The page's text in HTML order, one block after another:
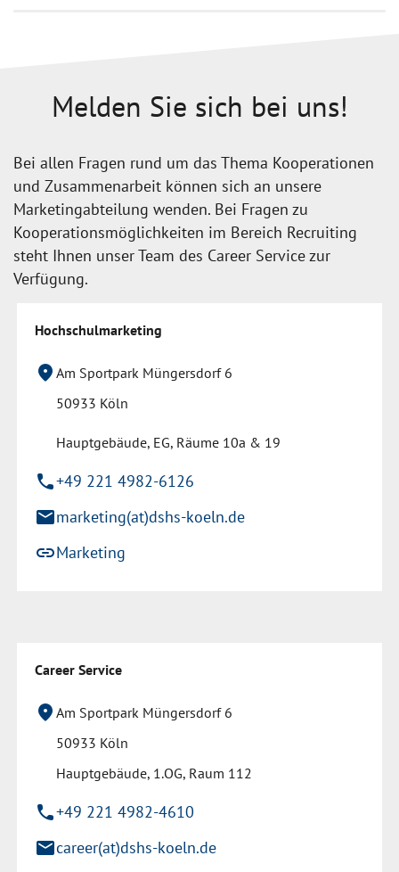
Melden Sie sich bei uns!
Bei allen Fragen rund um das Thema Kooperationen
und Zusammenarbeit können sich an unsere
Marketingabteilung wenden. Bei Fragen zu
Kooperationsmöglichkeiten im Bereich Recruiting
steht Ihnen unser Team des Career Service zur
Verfügung.
Hochschulmarketing
location_on Am Sportpark Müngersdorf 6
50933 Köln
Hauptgebäude, EG, Räume 10a & 19
phone+49 221 4982-6126
mailmarketing(at)dshs-koeln.de
linkMarketing
Career Service
location_on Am Sportpark Müngersdorf 6
50933 Köln
Hauptgebäude, 1.OG, Raum 112
phone+49 221 4982-4610
mailcareer(at)dshs-koeln.de